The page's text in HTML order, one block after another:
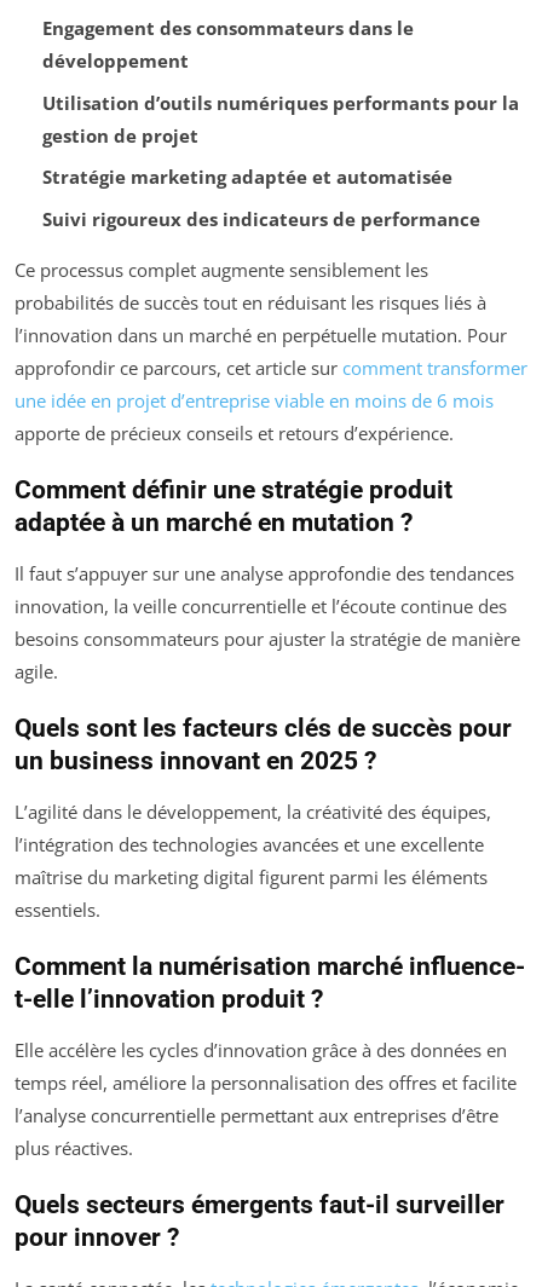
Engagement des consommateurs dans le
développement
Utilisation d’outils numériques performants pour la
gestion de projet
Stratégie marketing adaptée et automatisée
Suivi rigoureux des indicateurs de performance
Ce processus complet augmente sensiblement les
probabilités de succès tout en réduisant les risques liés à
l’innovation dans un marché en perpétuelle mutation. Pour
approfondir ce parcours, cet article sur comment transformer
une idée en projet d’entreprise viable en moins de 6 mois
apporte de précieux conseils et retours d’expérience.
Comment définir une stratégie produit
adaptée à un marché en mutation ?
Il faut s’appuyer sur une analyse approfondie des tendances
innovation, la veille concurrentielle et l’écoute continue des
besoins consommateurs pour ajuster la stratégie de manière
agile.
Quels sont les facteurs clés de succès pour
un business innovant en 2025 ?
L’agilité dans le développement, la créativité des équipes,
l’intégration des technologies avancées et une excellente
maîtrise du marketing digital figurent parmi les éléments
essentiels.
Comment la numérisation marché influence-
t-elle l’innovation produit ?
Elle accélère les cycles d’innovation grâce à des données en
temps réel, améliore la personnalisation des offres et facilite
l’analyse concurrentielle permettant aux entreprises d’être
plus réactives.
Quels secteurs émergents faut-il surveiller
pour innover ?